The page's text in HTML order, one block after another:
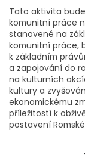
Tato aktivita
komunitní práce
stanovené na
komunitní práce,
k základním
a zapojování do
na kulturních
kultury a
ekonomickému
příležitostí k
postavení